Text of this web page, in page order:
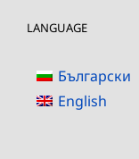
LANGUAGE
Български
English